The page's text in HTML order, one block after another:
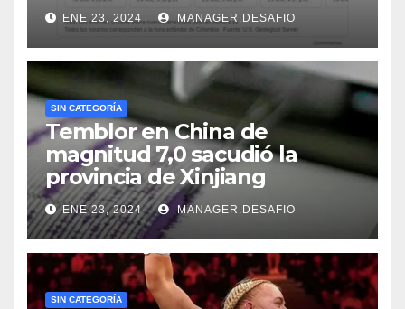
ENE 23, 2024 MANAGER.DESAFIO
SIN CATEGORÍA
Temblor en China de
magnitud 7,0 sacudió la
provincia de Xinjiang
ENE 23, 2024 MANAGER.DESAFIO
SIN CATEGORÍA